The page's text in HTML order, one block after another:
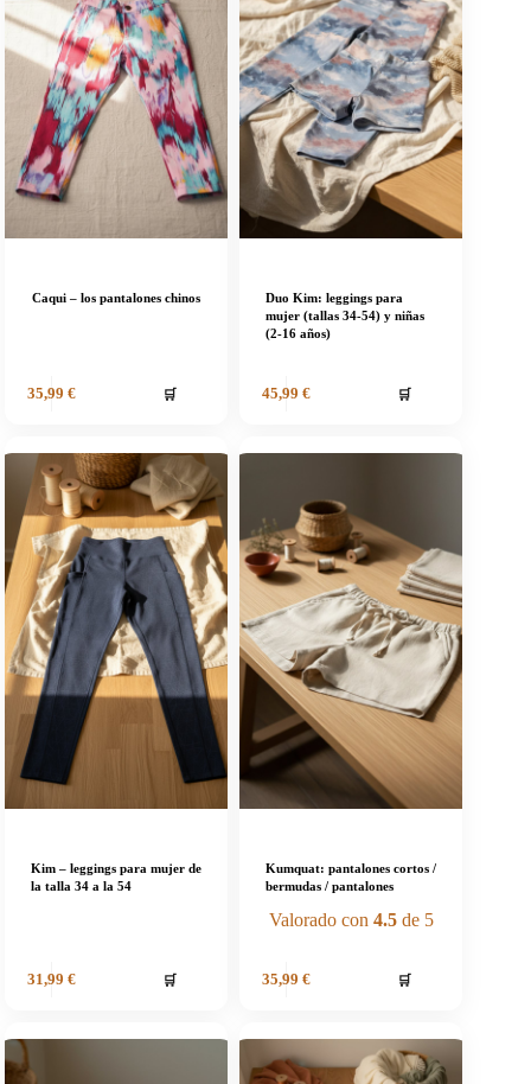
Caqui – los pantalones chinos
35,99 € 🛒
Duo Kim: leggings para
mujer (tallas 34-54) y niñas
(2-16 años)
45,99 € 🛒
Kim – leggings para mujer de
la talla 34 a la 54
31,99 € 🛒
Kumquat: pantalones cortos /
bermudas / pantalones
Valorado con 4.5de 5
35,99 € 🛒